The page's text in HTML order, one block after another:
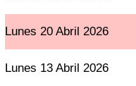
Lunes 20 Abril 2026
Lunes 13 Abril 2026